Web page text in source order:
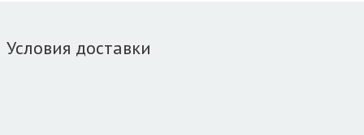
Условия доставки